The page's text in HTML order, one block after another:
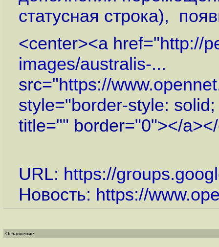
статусная строка),
<center><a href="http://
images/australis-...
src="https://
style="border-style:
title="" border="0"></
URL: https://
Новость: https://
Оглавление